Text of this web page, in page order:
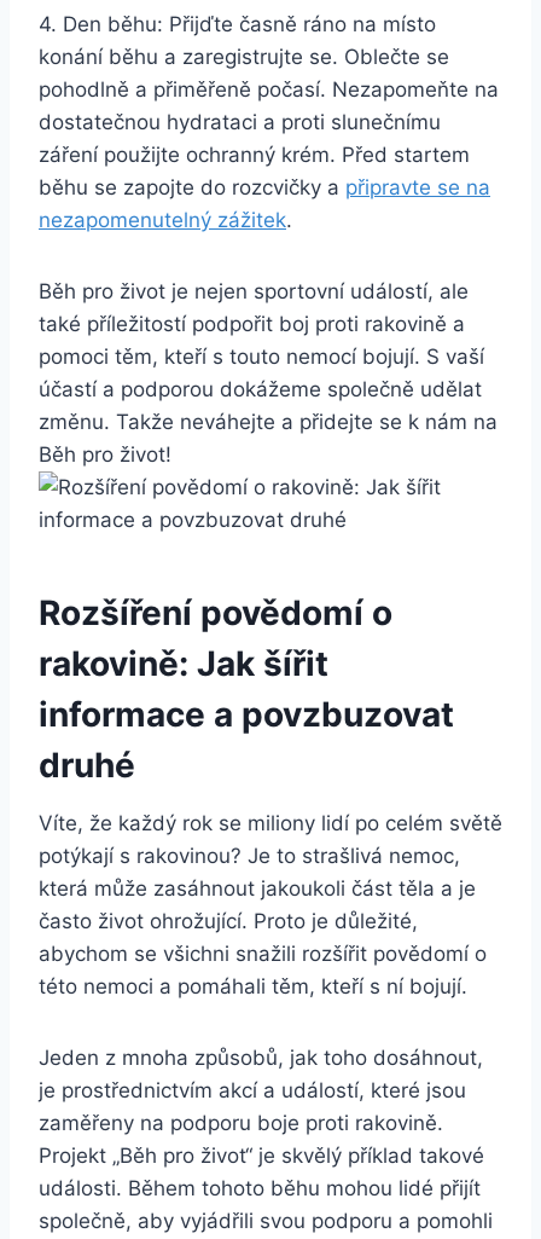
4. Den běhu: Přijďte časně ráno na místo
konání běhu a zaregistrujte se. Oblečte se
pohodlně a přiměřeně počasí. Nezapomeňte na
dostatečnou hydrataci a proti slunečnímu
záření použijte ochranný krém. Před startem
běhu se zapojte do rozcvičky a připravte se na
nezapomenutelný zážitek.
Běh pro život je nejen sportovní událostí, ale
také příležitostí podpořit boj proti rakovině a
pomoci těm, kteří s touto nemocí bojují. S vaší
účastí a podporou dokážeme společně udělat
změnu. Takže neváhejte a přidejte se k nám na
Běh pro život!
Rozšíření povědomí o
rakovině: Jak šířit
informace a povzbuzovat
druhé
Víte, že každý rok se miliony lidí po celém světě
potýkají s rakovinou? Je to strašlivá nemoc,
která může zasáhnout jakoukoli část těla a je
často život ohrožující. Proto je důležité,
abychom se všichni snažili rozšířit povědomí o
této nemoci a pomáhali těm, kteří s ní bojují.
Jeden z mnoha způsobů, jak toho dosáhnout,
je prostřednictvím akcí a událostí, které jsou
zaměřeny na podporu boje proti rakovině.
Projekt „Běh pro život“ je skvělý příklad takové
události. Během tohoto běhu mohou lidé přijít
společně, aby vyjádřili svou podporu a pomohli